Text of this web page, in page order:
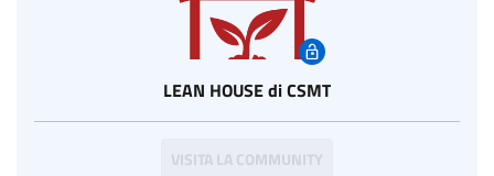
LEAN HOUSE di CSMT
VISITA LA COMMUNITY